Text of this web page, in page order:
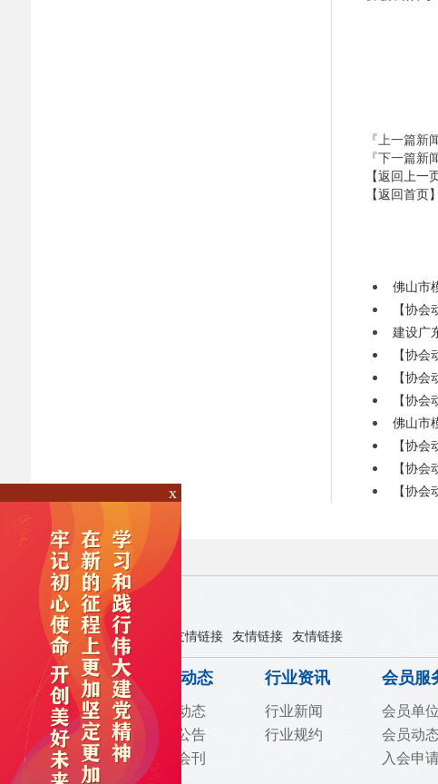
『上一篇新
『下一篇新
【返回上一
【返回首页】
佛山市
【协
建设广
【协
【协
【协
佛山市
【协
【协
【协
相关链接： 友情链接 友情链接 友情链接 友情链接
协会信息
协会概况
协会章程
协会架构
协会动态
工作动态
通知公告
协会会刊
行业资讯
行业新闻
行业规约
会员服
会员单位
会员动态
入会申
x